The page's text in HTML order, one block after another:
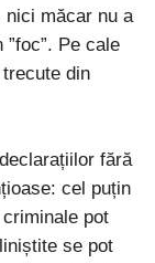
nici măcar nu a
Pe cale
din
fără
cel puțin
pot
se pot